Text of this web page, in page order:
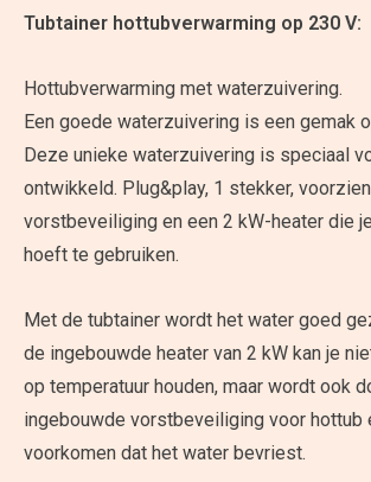
Tubtainer hottubverwarming op 230 V:
Hottubverwarming met waterzuivering.
Een goede waterzuivering is een gemak
Deze unieke waterzuivering is speciaal
ontwikkeld. Plug&play, 1 stekker,
vorstbeveiliging en een 2 kW-heater die
hoeft te gebruiken.
Met de tubtainer wordt het water goed
de ingebouwde heater van 2 kW kan je
op temperatuur houden, maar wordt ook
ingebouwde vorstbeveiliging voor hottub
voorkomen dat het water bevriest.